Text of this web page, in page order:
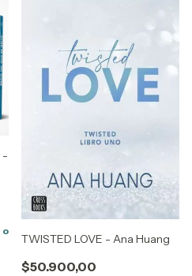
-
o
TWISTED LOVE - Ana Huang
$50.900,00